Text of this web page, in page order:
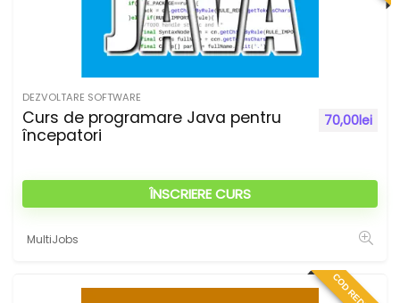
DEZVOLTARE SOFTWARE
Curs de programare Java pentru
începatori
70,00lei
ÎNSCRIERE CURS
MultiJobs